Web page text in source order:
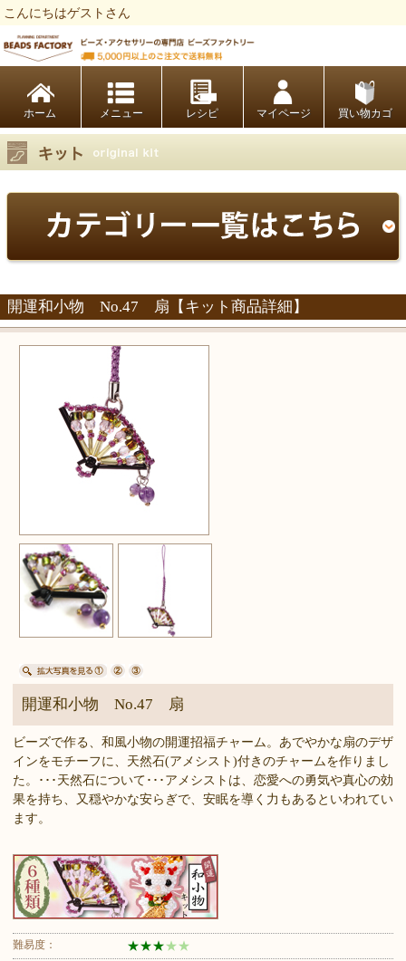
こんにちはゲストさん
ホーム レシピ マイページ 買い物カゴ
開運和小物 No.47 扇【キット商品詳細】
開運和小物 No.47 扇
ビーズで作る、和風小物の開運招福チャーム。あでやかな扇のデザ
インをモチーフに、天然石(アメシスト)付きのチャームを作りまし
た。･･･天然石について･･･アメシストは、恋愛への勇気や真心の効
果を持ち、又穏やかな安らぎで、安眠を導く力もあるといわれてい
ます。
難易度： ★★★ ★ ★